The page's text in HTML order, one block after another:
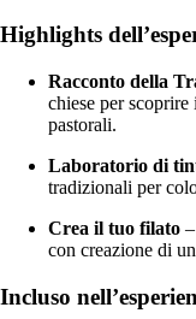
Highlights
Racconto della
chiese per
pastorali.
Laboratorio di
tradizionali per
Crea il tuo filato
con creazione di
Incluso